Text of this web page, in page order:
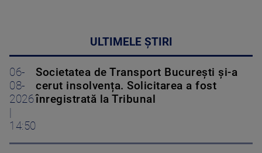
ULTIMELE ȘTIRI
06-
08-
2026
14:50
Societatea de Transport București și-a
cerut insolvența. Solicitarea a fost
înregistrată la Tribunal